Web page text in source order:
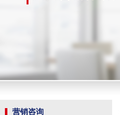
营销咨询